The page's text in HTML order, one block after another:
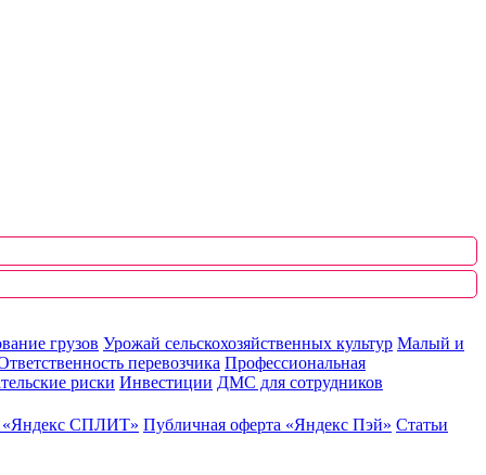
грузов Урожай сельскохозяйственных культур Малый и
перевозчика Профессиональная
риски Инвестиции ДМС для сотрудников
«Яндекс СПЛИТ» Публичная оферта «Яндекс Пэй» Статьи